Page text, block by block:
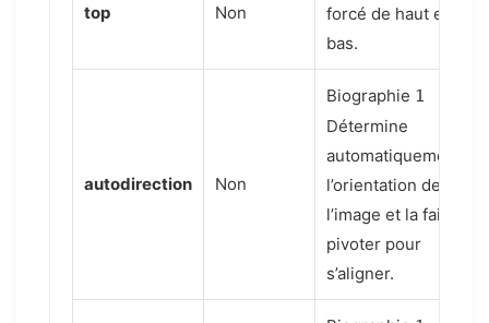
top Non
forcé de haut en
bas.
autodirection Non
Biographie 1
Détermine
automatiquement
l’orientation de
l’image et la fait
pivoter pour
s’aligner.